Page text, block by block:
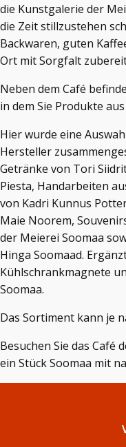
die Kunstgalerie der
die Zeit stillzustehen
Backwaren, guten
Ort mit Sorgfalt
Neben dem Café
in dem Sie Produkte
Hier wurde eine
Hersteller
Getränke von Tori
Piesta, Handarbeiten
von Kadri Kunnus
Maie Noorem,
der Meierei Soomaa
Hinga Soomaad.
Kühlschrankmagnete
Soomaa.
Das Sortiment kann je
Besuchen Sie das Café
ein Stück Soomaa mit